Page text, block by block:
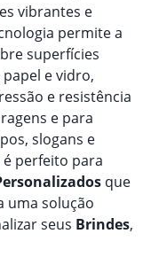
vibrantes e
permite a
superfícies
e vidro,
e resistência
e para
slogans e
é perfeito para
s que
uma solução
seus Brindes,